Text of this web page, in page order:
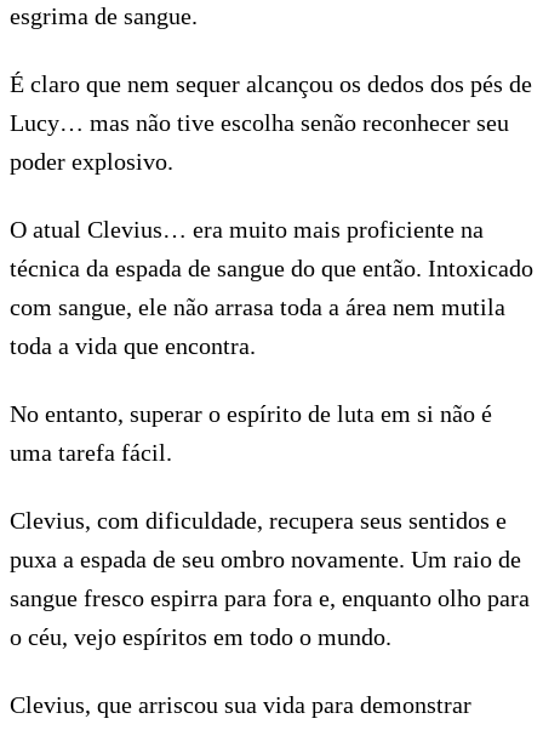
esgrima de sangue.
É claro que nem sequer alcançou os dedos dos pés de
Lucy… mas não tive escolha senão reconhecer seu
poder explosivo.
O atual Clevius… era muito mais proficiente na
técnica da espada de sangue do que então. Intoxicado
com sangue, ele não arrasa toda a área nem mutila
toda a vida que encontra.
No entanto, superar o espírito de luta em si não é
uma tarefa fácil.
Clevius, com dificuldade, recupera seus sentidos e
puxa a espada de seu ombro novamente. Um raio de
sangue fresco espirra para fora e, enquanto olho para
o céu, vejo espíritos em todo o mundo.
Clevius, que arriscou sua vida para demonstrar